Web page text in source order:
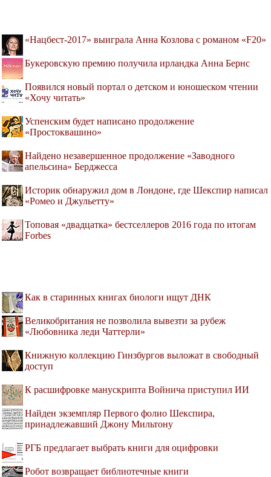
«Нацбест-2017» выиграла Анна Козлова с романом «F20»
Букеровскую премию получила ирландка Анна Бернс
Появился новый портал о детском и юношеском чтении
«Хочу читать»
Успенским будет написано продолжение
«Простоквашино»
Найдено незавершенное продолжение «Заводного
апельсина» Берджесса
Историк обнаружил дом в Лондоне, где Шекспир написал
«Ромео и Джульетту»
Топовая «двадцатка» бестселлеров 2016 года по итогам
Forbes
Как в старинных книгах биологи ищут ДНК
Великобритания не позволила вывезти за рубеж
«Любовника леди Чаттерли»
Книжную коллекцию Гинзбургов выложат в свободный
доступ
К расшифровке манускрипта Войнича приступил ИИ
Найден экземпляр Первого фолио Шекспира,
принадлежавший Джону Мильтону
РГБ предлагает выбрать книги для оцифровки
Робот возвращает библиотечные книги